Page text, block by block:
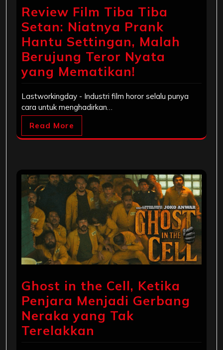
Review Film Tiba Tiba
Setan: Niatnya Prank
Hantu Settingan, Malah
Berujung Teror Nyata
yang Mematikan!
Lastworkingday - Industri film horor selalu punya
cara untuk menghadirkan…
Read More
Ghost in the Cell, Ketika
Penjara Menjadi Gerbang
Neraka yang Tak
Terelakkan